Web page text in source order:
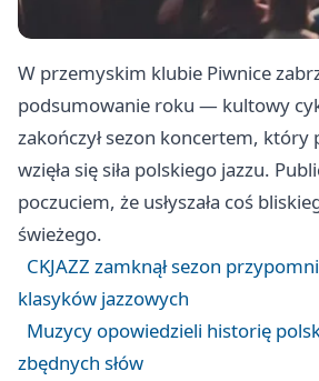
W przemyskim klubie Piwnice
podsumowanie roku — kultowy
zakończył sezon koncertem, który
wzięła się siła polskiego jazzu.
poczuciem, że usłyszała coś
świeżego.
CKJAZZ zamknął sezon
klasyków jazzowych
Muzycy opowiedzieli historię
zbędnych słów